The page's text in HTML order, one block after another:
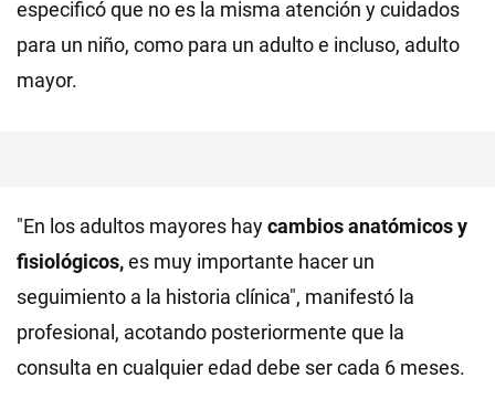
especificó que no es la misma atención y cuidados
para un niño, como para un adulto e incluso, adulto
mayor.
"En los adultos mayores haycambios anatómicos y
fisiológicos,es muy importante hacer un
seguimiento a la historia clínica", manifestó la
profesional, acotando posteriormente que la
consulta en cualquier edad debe ser cada 6 meses.